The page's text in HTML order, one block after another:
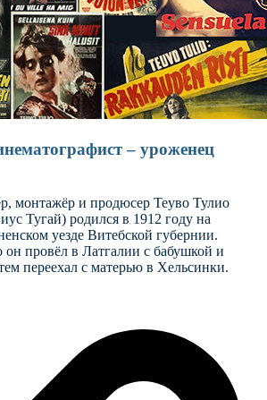
– уроженец
монтажёр и продюсер Теуво Тулио
Тугай) родился в 1912 году на
уезде Витебской губернии.
он провёл в Латгалии с бабушкой и
переехал с матерью в Хельсинки.